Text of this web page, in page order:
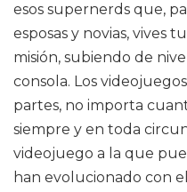
esos supernerds que,
esposas y novias, vives
misión, subiendo de
consola. Los
partes, no importa
siempre y en toda
videojuego a la que
han evolucionado con